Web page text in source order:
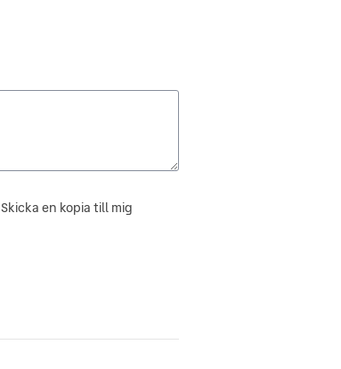
Skicka en kopia till mig